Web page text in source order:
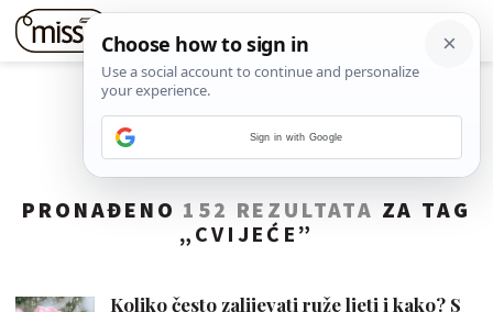
PRONAĐENO 152 REZULTATA ZA TAG
„ CVIJEĆE ”
Koliko često zalijevati ruže ljeti i kako? S
Sign in with Google